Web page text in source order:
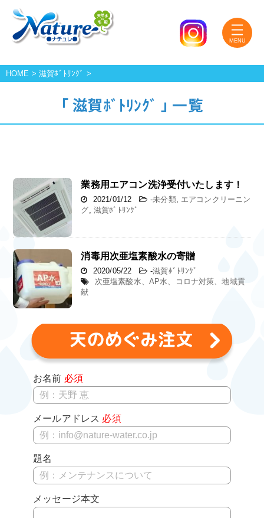
HOME > 滋賀ﾎﾞﾄﾘﾝｸﾞ >
「 滋賀ﾎﾞﾄﾘﾝｸﾞ 」 一覧
業務用エアコン洗浄受付いたします！
2021/01/12 -未分類, エアコンクリーニン
グ, 滋賀ﾎﾞﾄﾘﾝｸﾞ
消毒用次亜塩素酸水の寄贈
2020/05/22 -滋賀ﾎﾞﾄﾘﾝｸﾞ
次亜塩素酸水、AP水、コロナ対策、地域貢
献
お名前 必須
メールアドレス 必須
題名
メッセージ本文